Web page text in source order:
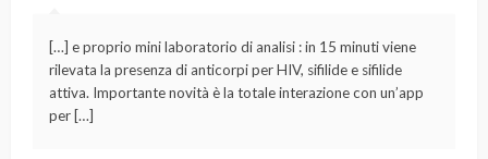
[…] e proprio mini laboratorio di analisi : in 15 minuti viene
rilevata la presenza di anticorpi per HIV, sifilide e sifilide
attiva. Importante novità è la totale interazione con un’app
per […]